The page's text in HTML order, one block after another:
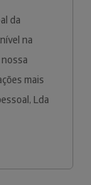
da
na
mais
Lda